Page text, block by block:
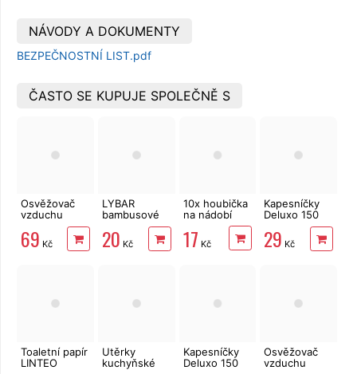
NÁVODY A DOKUMENTY
BEZPEČNOSTNÍ LIST.pdf
ČASTO SE KUPUJE SPOLEČNĚ S
Osvěžovač
vzduchu
Membrane
New Car
69 Kč
LYBAR
bambusové
tyčinky 200
ks
20 Kč
10x houbička
na nádobí
17 Kč
Kapesníčky
Deluxo 150
ks 3vrstvé v
krabičce,
šedé květy
29 Kč
Toaletní papír
LINTEO
Utěrky
kuchyňské
Kapesníčky
Deluxo 150
Osvěžovač
vzduchu